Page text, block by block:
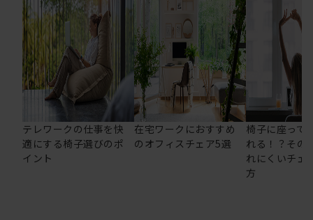
テレワークの仕事を快
適にする椅子選びのポ
イント
在宅ワークにおすすめ
のオフィスチェア5選
椅子に座って
れる！？その
れにくいチェ
方